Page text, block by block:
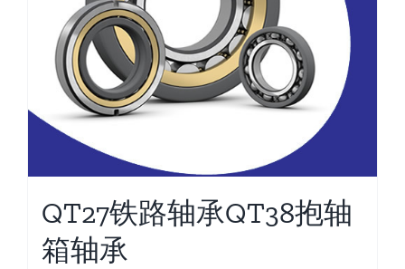
QT27铁路轴承QT38抱轴
箱轴承